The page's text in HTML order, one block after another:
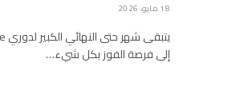
18 مايو، 2026
إلى فرصة الفوز بكل شيء…